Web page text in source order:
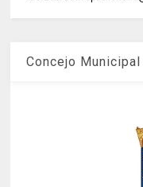
Concejo Municipal